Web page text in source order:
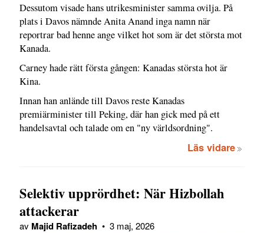
Dessutom visade hans utrikesminister samma ovilja. På
plats i Davos nämnde Anita Anand inga namn när
reportrar bad henne ange vilket hot som är det största mot
Kanada.
Carney hade rätt första gången: Kanadas största hot är
Kina.
Innan han anlände till Davos reste Kanadas
premiärminister till Peking, där han gick med på ett
handelsavtal och talade om en "ny världsordning".
Läs vidare
Selektiv upprördhet: När Hizbollah
attackerar
av Majid Rafizadeh • 3 maj, 2026